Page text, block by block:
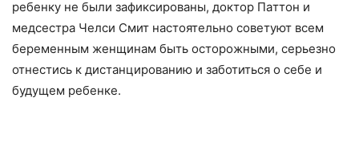
ребенку не были зафиксированы, доктор Пaттон и
медсестра Челси Смит настоятельно советуют всем
беременным женщинам быть осторожными, серьезно
отнестись к дистанцированию и заботиться о себе и
будущем ребенке.